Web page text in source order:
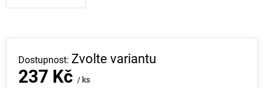
237 Kč / ks
Zvolte variantu